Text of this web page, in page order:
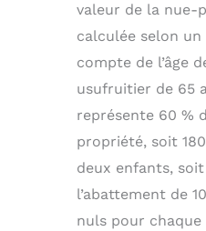
valeur de la nue-
calculée selon
compte de l’âge
usufruitier de 65
représente 60 %
propriété, soit
deux enfants,
l’abattement de
nuls pour